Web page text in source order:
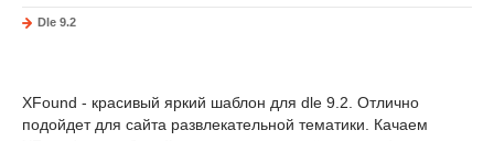
Dle 9.2
XFound - красивый яркий шаблон для dle 9.2. Отлично
подойдет для сайта развлекательной тематики. Качаем